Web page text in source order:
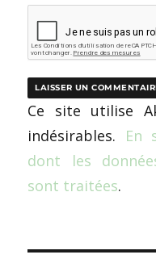
Ce site utilise
indésirables. En
dont les
sont traitées.